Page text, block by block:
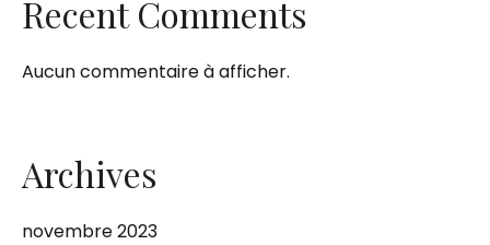
Recent Comments
Aucun commentaire à afficher.
Archives
novembre 2023